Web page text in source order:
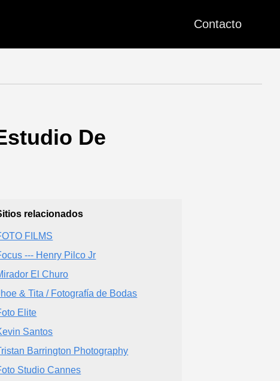
Contacto
De
relacionados
FILMS
--- Henry Pilco Jr
El Churo
& Tita / Fotografía de Bodas
Elite
Santos
Barrington Photography
Studio Cannes